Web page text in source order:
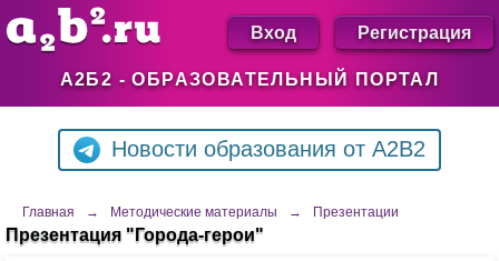
А2Б2 - ОБРАЗОВАТЕЛЬНЫЙ ПОРТАЛ
Вход Регистрация
Новости образования от A2B2
Главная → Методические материалы → Презентации
Презентация "Города-герои"